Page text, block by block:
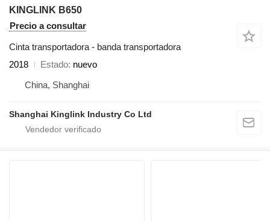
KINGLINK B650
Precio a consultar
Cinta transportadora - banda transportadora
2018
Estado nuevo
China, Shanghai
Shanghai Kinglink Industry Co Ltd